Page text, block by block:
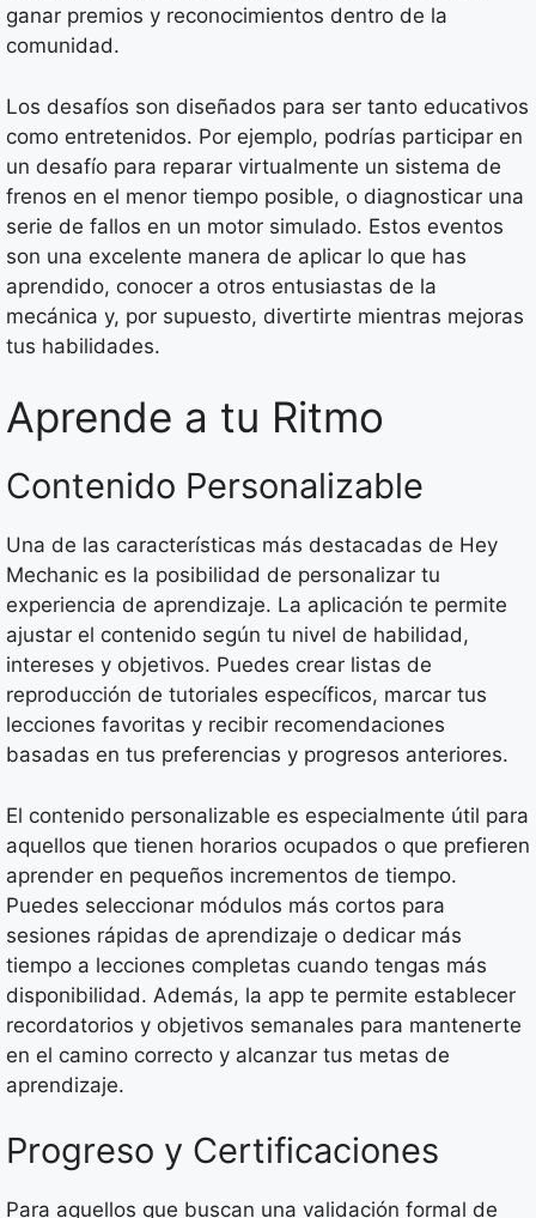
ganar premios y reconocimientos dentro de la
comunidad.
Los desafíos son diseñados para ser tanto educativos
como entretenidos. Por ejemplo, podrías participar en
un desafío para reparar virtualmente un sistema de
frenos en el menor tiempo posible, o diagnosticar una
serie de fallos en un motor simulado. Estos eventos
son una excelente manera de aplicar lo que has
aprendido, conocer a otros entusiastas de la
mecánica y, por supuesto, divertirte mientras mejoras
tus habilidades.
Aprende a tu Ritmo
Contenido Personalizable
Una de las características más destacadas de Hey
Mechanic es la posibilidad de personalizar tu
experiencia de aprendizaje. La aplicación te permite
ajustar el contenido según tu nivel de habilidad,
intereses y objetivos. Puedes crear listas de
reproducción de tutoriales específicos, marcar tus
lecciones favoritas y recibir recomendaciones
basadas en tus preferencias y progresos anteriores.
El contenido personalizable es especialmente útil para
aquellos que tienen horarios ocupados o que prefieren
aprender en pequeños incrementos de tiempo.
Puedes seleccionar módulos más cortos para
sesiones rápidas de aprendizaje o dedicar más
tiempo a lecciones completas cuando tengas más
disponibilidad. Además, la app te permite establecer
recordatorios y objetivos semanales para mantenerte
en el camino correcto y alcanzar tus metas de
aprendizaje.
Progreso y Certificaciones
Para aquellos que buscan una validación formal de